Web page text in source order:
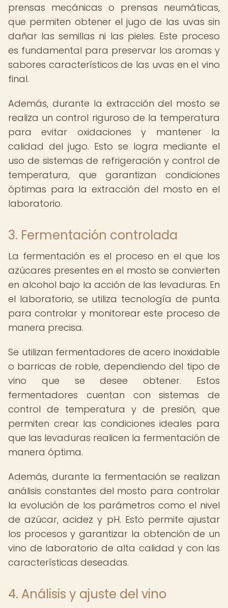
prensas mecánicas o prensas neumáticas,
que permiten obtener el jugo de las uvas sin
dañar las semillas ni las pieles. Este proceso
es fundamental para preservar los aromas y
sabores característicos de las uvas en el vino
final.
Además, durante la extracción del mosto se
realiza un control riguroso de la temperatura
para evitar oxidaciones y mantener la
calidad del jugo. Esto se logra mediante el
uso de sistemas de refrigeración y control de
temperatura, que garantizan condiciones
óptimas para la extracción del mosto en el
laboratorio.
3. Fermentación controlada
La fermentación es el proceso en el que los
azúcares presentes en el mosto se convierten
en alcohol bajo la acción de las levaduras. En
el laboratorio, se utiliza tecnología de punta
para controlar y monitorear este proceso de
manera precisa.
Se utilizan fermentadores de acero inoxidable
o barricas de roble, dependiendo del tipo de
vino que se desee obtener. Estos
fermentadores cuentan con sistemas de
control de temperatura y de presión, que
permiten crear las condiciones ideales para
que las levaduras realicen la fermentación de
manera óptima.
Además, durante la fermentación se realizan
análisis constantes del mosto para controlar
la evolución de los parámetros como el nivel
de azúcar, acidez y pH. Esto permite ajustar
los procesos y garantizar la obtención de un
vino de laboratorio de alta calidad y con las
características deseadas.
4. Análisis y ajuste del vino